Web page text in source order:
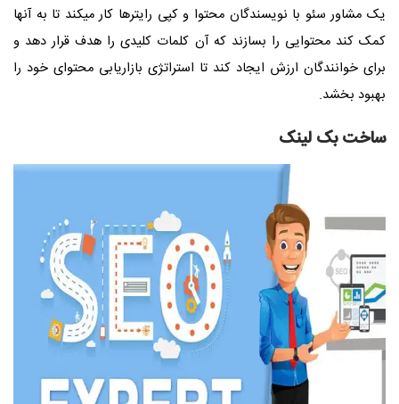
یک مشاور سئو با نویسندگان محتوا و کپی رایترها کار میکند تا به آنها
کمک کند محتوایی را بسازند که آن کلمات کلیدی را هدف قرار دهد و
برای خوانندگان ارزش ایجاد کند تا استراتژی بازاریابی محتوای خود را
بهبود بخشد.
ساخت بک لینک